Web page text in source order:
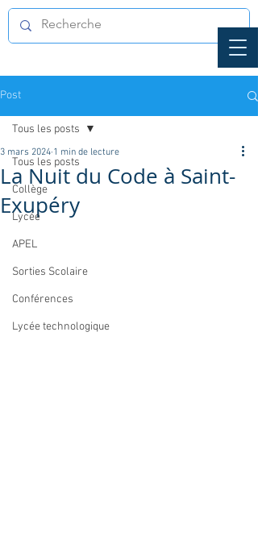
Post
Tous les posts
Collège
Lycée
APEL
Sorties Scolaire
Conférences
Lycée technologique
Tous les posts
La Nuit du Code à Saint-
Exupéry
3 mars 2024 1 min de lecture